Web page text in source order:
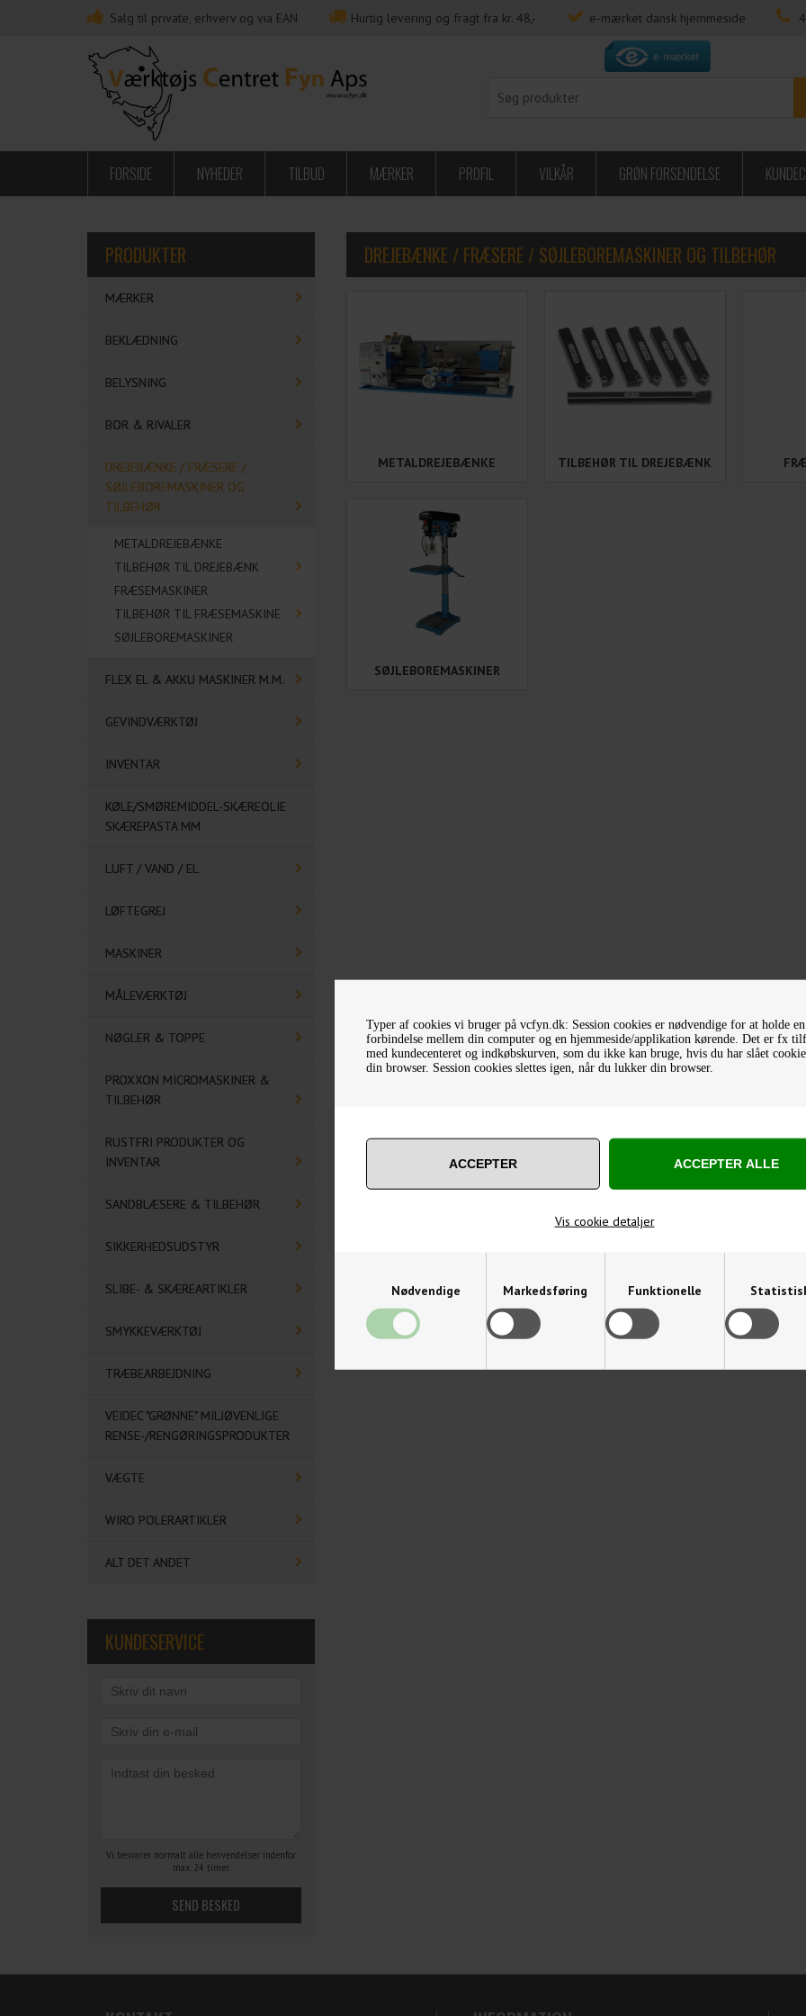
Typer af cookies vi bruger på vcfyn.dk: Session cookies er nødvendige for at holde en
forbindelse mellem din computer og en hjemmeside/applikation kørende. Det er fx
med kundecenteret og indkøbskurven, som du ikke kan bruge, hvis du har slået
din browser. Session cookies slettes igen, når du lukker din browser.
Vis cookie detaljer
Nødvendige Markedsføring Funktionelle
Salg til private, erhverv og via EAN Hurtig levering og fragt fra kr. 48,- e-mærket dansk hjemmeside
FORSIDE NYHEDER TILBUD MÆRKER PROFIL VILKÅR GRØN FORSENDELSE
PRODUKTER
MÆRKER
BEKLÆDNING
BELYSNING
BOR & RIVALER
DREJEBÆNKE / FRÆSERE /
SØJLEBOREMASKINER OG
TILBEHØR
METALDREJEBÆNKE
TILBEHØR TIL DREJEBÆNK
FRÆSEMASKINER
TILBEHØR TIL FRÆSEMASKINE
SØJLEBOREMASKINER
FLEX EL & AKKU MASKINER M.M.
GEVINDVÆRKTØJ
INVENTAR
KØLE/SMØREMIDDEL-SKÆREOLIE
SKÆREPASTA MM
LUFT / VAND / EL
LØFTEGREJ
MASKINER
MÅLEVÆRKTØJ
NØGLER & TOPPE
PROXXON MICROMASKINER &
TILBEHØR
RUSTFRI PRODUKTER OG
INVENTAR
SANDBLÆSERE & TILBEHØR
SIKKERHEDSUDSTYR
SLIBE- & SKÆREARTIKLER
SMYKKEVÆRKTØJ
TRÆBEARBEJDNING
VEIDEC "GRØNNE" MILJØVENLIGE
RENSE-/RENGØRINGSPRODUKTER
VÆGTE
WIRO POLERARTIKLER
ALT DET ANDET
KUNDESERVICE
Vi besvarer normalt alle henvendelser indenfor
max. 24 timer.
DREJEBÆNKE / FRÆSERE / SØJLEBOREMASKINER OG TILBEHØR
METALDREJEBÆNKE TILBEHØR TIL DREJEBÆNK
SØJLEBOREMASKINER